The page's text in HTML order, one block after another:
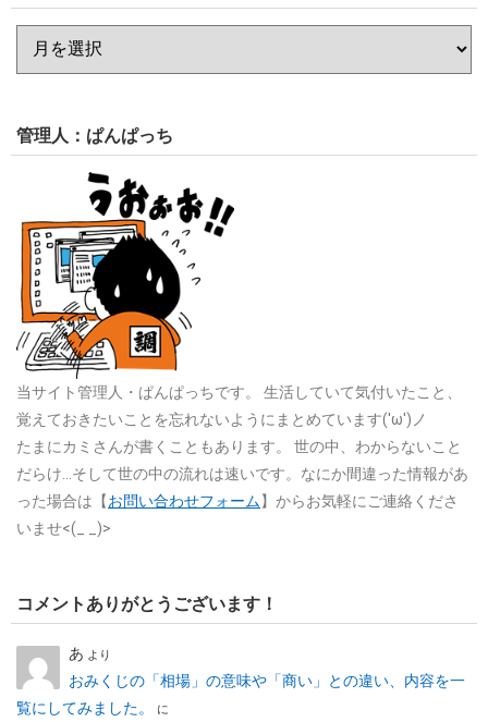
管理人：ぱんぱっち
当サイト管理人・ぱんぱっちです。
生活していて気付いたこと、
覚えておきたいことを忘れないようにまとめています('ω')ノ
たまにカミさんが書くこともあります。
世の中、わからないこと
だらけ…そして世の中の流れは速いです。なにか間違った情報があ
った場合は【お問い合わせフォーム】からお気軽にご連絡くださ
いませ<(_ _)>
コメントありがとうございます！
あ より
おみくじの「相場」の意味や「商い」との違い、内容を一
覧にしてみました。
に